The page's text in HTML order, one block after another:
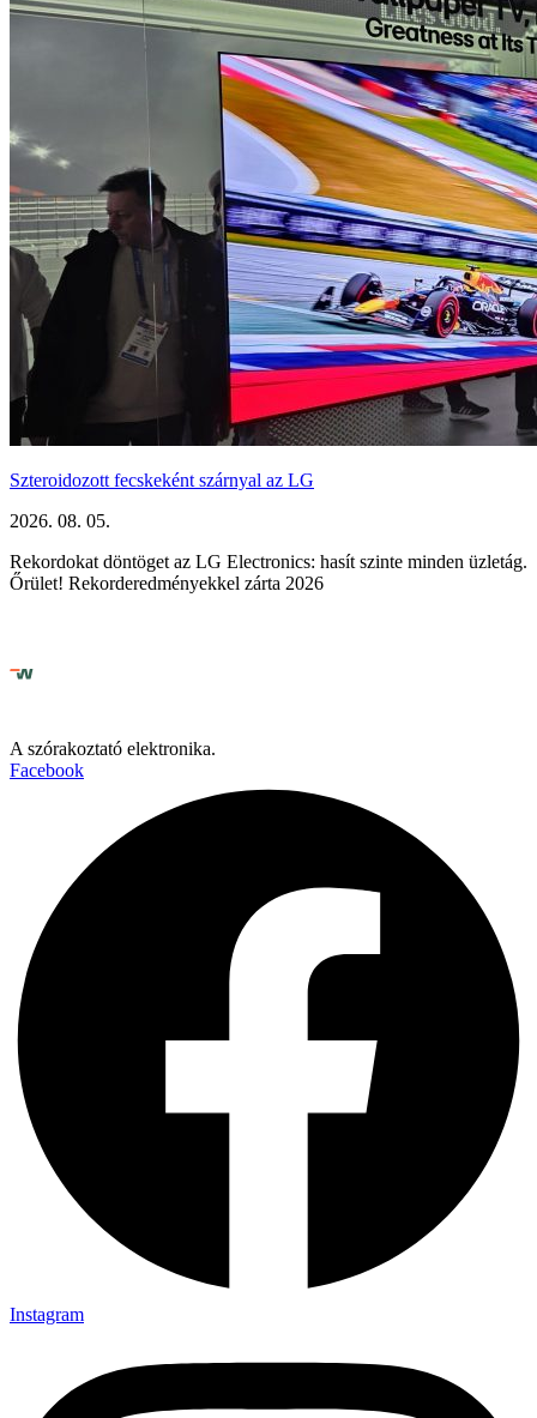
Szteroidozott fecskeként szárnyal az LG
2026. 08. 05.
Rekordokat döntöget az LG Electronics: hasít szinte minden üzletág.
Őrület! Rekorderedményekkel zárta 2026
A szórakoztató elektronika.
Facebook
Instagram